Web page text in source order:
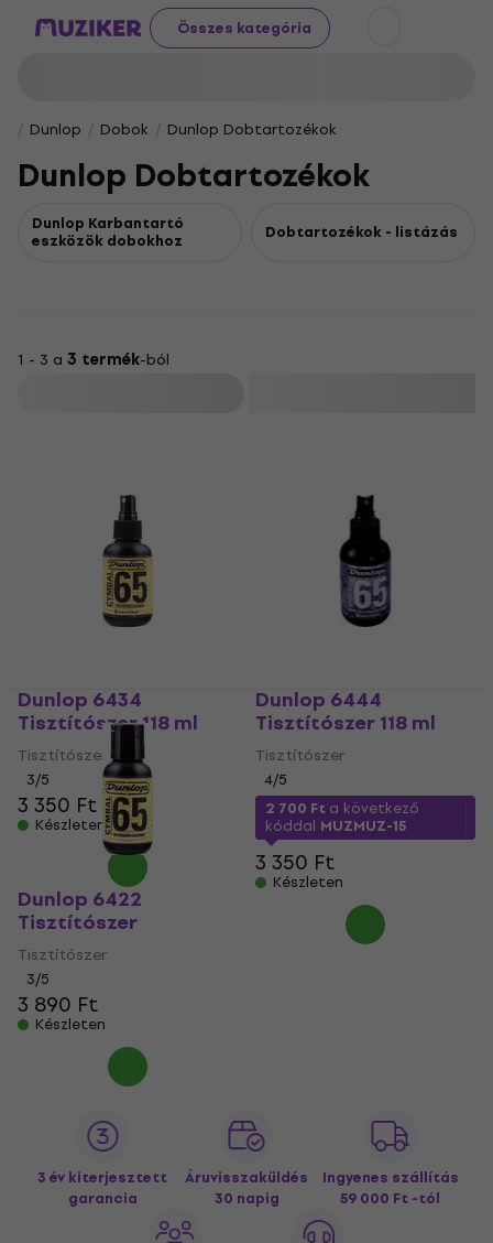
Összes kategória
Dunlop Dobok Dunlop Dobtartozékok
Dunlop Dobtartozékok
Dunlop Karbantartó
eszközök dobokhoz Dobtartozékok - listázás
1 - 3 a 3 termék-ból
Dunlop 6434
Tisztítószer 118 ml
Tisztítószer
3/5
3 350 Ft
Készleten
Dunlop 6444
Tisztítószer 118 ml
Tisztítószer
4/5
2 700 Fta következő
kóddal MUZMUZ-15
3 350 Ft
Készleten
Dunlop 6422
Tisztítószer
Tisztítószer
3/5
3 890 Ft
Készleten
3 év kiterjesztett
garancia
Áruvisszaküldés
30 napig
Ingyenes szállítás
59 000 Ft -tól